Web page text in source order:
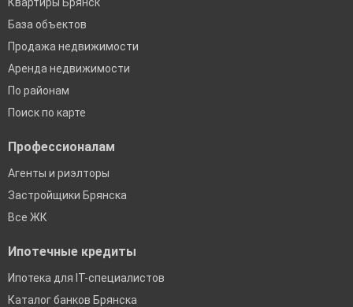
База объектов
Продажа недвижимости
Аренда недвижимости
По районам
Поиск по карте
Профессионалам
Агенты и риэлторы
Застройщики Брянска
Все ЖК
Ипотечные кредиты
Ипотека для IT-специалистов
Каталог банков Брянска